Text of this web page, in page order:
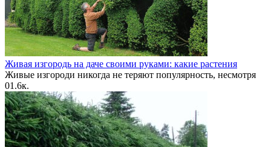
Живая изгородь на даче своими руками: какие растения
Живые изгороди никогда не теряют популярность, несмотря
01.6к.